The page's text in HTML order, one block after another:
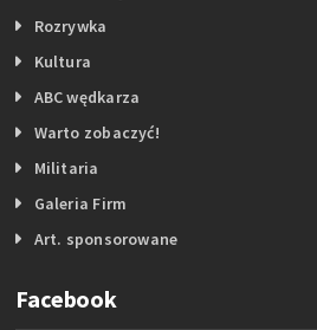
Rozrywka
Kultura
ABC wędkarza
Warto zobaczyć!
Militaria
Galeria Firm
Art. sponsorowane
Facebook